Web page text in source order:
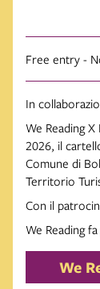
Free entry -
In
We Reading
2026, il
Comune di
Territorio
Con il
We Reading
We